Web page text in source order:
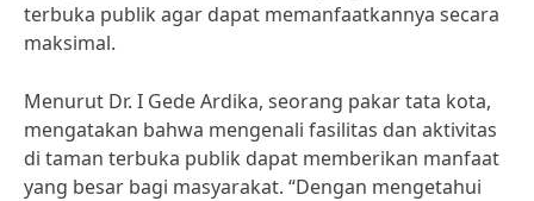
terbuka publik agar dapat memanfaatkannya secara
maksimal.
Menurut Dr. I Gede Ardika, seorang pakar tata kota,
mengatakan bahwa mengenali fasilitas dan aktivitas
di taman terbuka publik dapat memberikan manfaat
yang besar bagi masyarakat. “Dengan mengetahui